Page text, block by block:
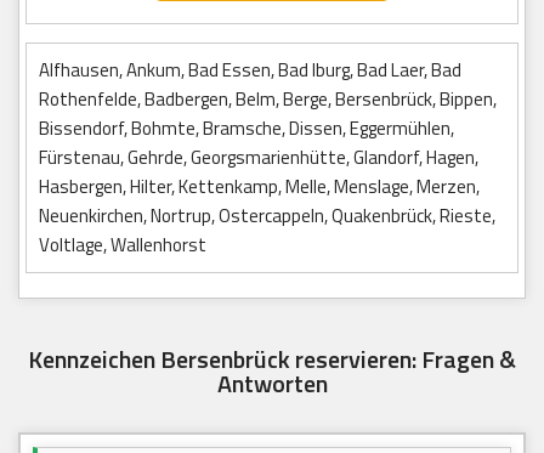
Alfhausen, Ankum, Bad Essen, Bad Iburg, Bad Laer, Bad
Rothenfelde, Badbergen, Belm, Berge, Bersenbrück, Bippen,
Bissendorf, Bohmte, Bramsche, Dissen, Eggermühlen,
Fürstenau, Gehrde, Georgsmarienhütte, Glandorf, Hagen,
Hasbergen, Hilter, Kettenkamp, Melle, Menslage, Merzen,
Neuenkirchen, Nortrup, Ostercappeln, Quakenbrück, Rieste,
Voltlage, Wallenhorst
Kennzeichen Bersenbrück reservieren: Fragen &
Antworten